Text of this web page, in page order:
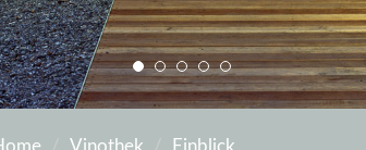
Vinothek Einblick